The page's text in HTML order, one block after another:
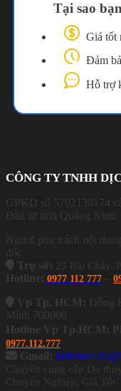
Tại sao
Giá tốt
Đảm
Hỗ trợ
CÔNG TY TNHH
GPKD số 5702138174
Đầu tư tỉnh Quảng Ninh
Người phụ trách nội
đốc
Trụ sở:
25 Bãi Cháy,
Hotline: 0977 112 777
Vp Tp. HCM: Đồng
Minh 700000
Hotline Vp Tp.HCM:
0977.112.777
Gmail:
Chuyên cung cấp Du
Chuyên Nghiệp, Giá Tốt